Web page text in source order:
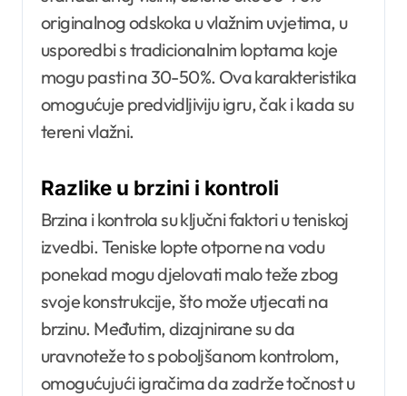
originalnog odskoka u vlažnim uvjetima, u
usporedbi s tradicionalnim loptama koje
mogu pasti na 30-50%. Ova karakteristika
omogućuje predvidljiviju igru, čak i kada su
tereni vlažni.
Razlike u brzini i kontroli
Brzina i kontrola su ključni faktori u teniskoj
izvedbi. Teniske lopte otporne na vodu
ponekad mogu djelovati malo teže zbog
svoje konstrukcije, što može utjecati na
brzinu. Međutim, dizajnirane su da
uravnoteže to s poboljšanom kontrolom,
omogućujući igračima da zadrže točnost u